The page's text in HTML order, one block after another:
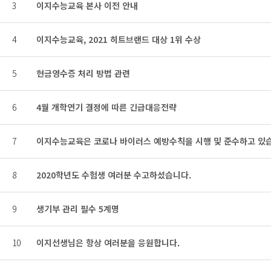
3 이지수능교육 본사 이전 안내
4 이지수능교육, 2021 히트브랜드 대상 1위 수상
5 현금영수증 처리 방법 관련
6 4월 개학연기 결정에 따른 긴급대응전략
7 이지수능교육은 코로나 바이러스 예방수칙을 시행 및 준수하고 있
8 2020학년도 수험생 여러분 수고하셨습니다.
9 생기부 관리 필수 5계명
10 이지선생님은 항상 여러분을 응원합니다.